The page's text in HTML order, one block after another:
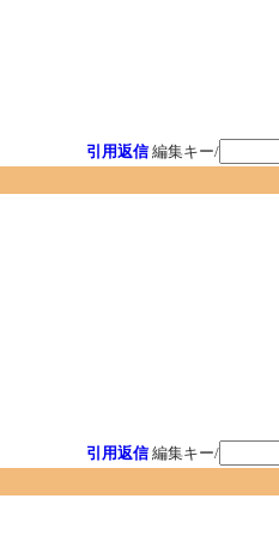
引用返信 編集キー/
引用返信 編集キー/